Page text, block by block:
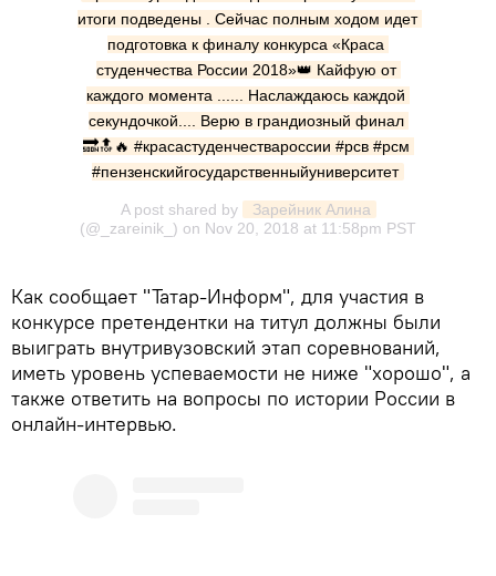
итоги подведены . Сейчас полным ходом идет
подготовка к финалу конкурса «Краса
студенчества России 2018»👑 Кайфую от
каждого момента ...... Наслаждаюсь каждой
секундочкой.... Верю в грандиозный финал
🔜🔝🔥 #красастуденчествароссии #рсв #рсм
#пензенскийгосударственныйуниверситет
A post shared by
Зарейник Алина
(@_zareinik_) on Nov 20, 2018 at 11:58pm PST
Как сообщает "Татар-Информ", для участия в
конкурсе претендентки на титул должны были
выиграть внутривузовский этап соревнований,
иметь уровень успеваемости не ниже "хорошо", а
также ответить на вопросы по истории России в
онлайн-интервью.